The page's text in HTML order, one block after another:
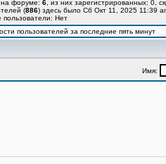
на форуме: 6 , из них зарегистрированных: 0,
(886) здесь было Сб Окт 11, 2025 11:39
пользователи: Нет
пользователей за последние пять минут
Имя: